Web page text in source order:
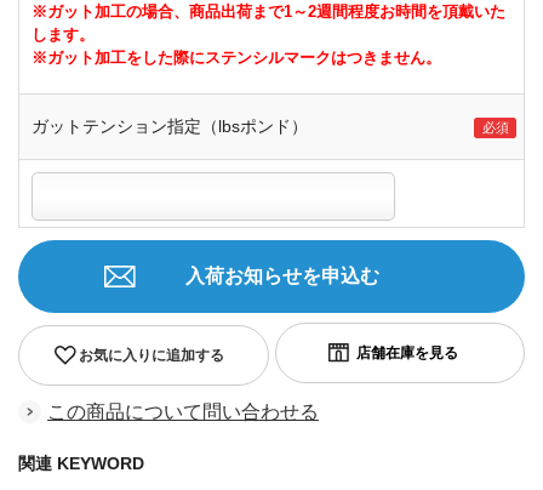
※ガット加工の場合、商品出荷まで1～2週間程度お時間を頂戴いた
します。
※ガット加工をした際にステンシルマークはつきません。
ガットテンション指定（lbsポンド）
お気に入りに追加する
入荷お知らせを申込む
この商品について問い合わせる
関連 KEYWORD